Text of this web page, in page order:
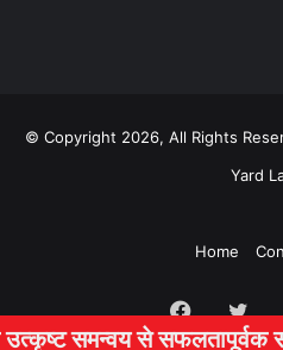
© Copyright 2026, All Rights
Yard
Home
रही है कांवड़ यात्रा